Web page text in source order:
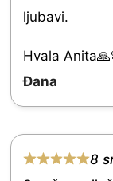
e
d
5
.
0
ljubavi.
Hvala
Đana
8